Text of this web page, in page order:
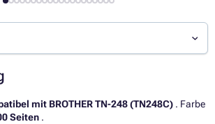
mit BROTHER TN-248 (TN248C) . Farbe
Seiten .